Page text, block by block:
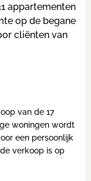
appartementen
op de begane
cliënten van
van de 17
woningen wordt
een persoonlijk
verkoop is op